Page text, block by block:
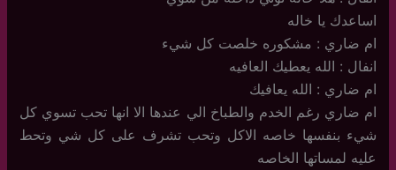
اساعدك يا خاله
ام ضاري : مشكوره خلصت كل شيء
انفال : الله يعطيك العافيه
ام ضاري : الله يعافيك
ام ضاري رغم الخدم والطباخ الي عندها الا انها تحب تسوي كل
شيء بنفسها خاصه الاكل وتحب تشرف على كل شي وتحط
عليه لمساتها الخاصه